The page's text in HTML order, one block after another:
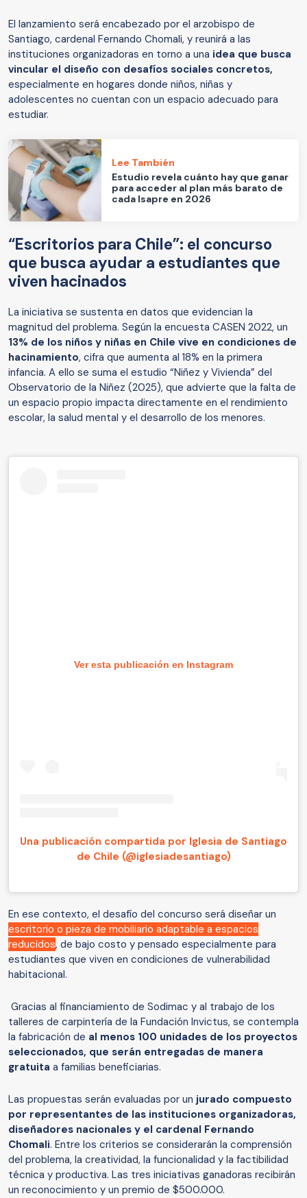
El lanzamiento será encabezado por el arzobispo de
Santiago, cardenal Fernando Chomali, y reunirá a las
instituciones organizadoras en torno a una idea que busca
vincular el diseño con desafíos sociales concretos,
especialmente en hogares donde niños, niñas y
adolescentes no cuentan con un espacio adecuado para
estudiar.
Lee También
Estudio revela cuánto hay que ganar
para acceder al plan más barato de
cada Isapre en 2026
“Escritorios para Chile”: el concurso
que busca ayudar a estudiantes que
viven hacinados
La iniciativa se sustenta en datos que evidencian la
magnitud del problema. Según la encuesta CASEN 2022, un
13% de los niños y niñas en Chile vive en condiciones de
hacinamiento, cifra que aumenta al 18% en la primera
infancia. A ello se suma el estudio “Niñez y Vivienda” del
Observatorio de la Niñez (2025), que advierte que la falta de
un espacio propio impacta directamente en el rendimiento
escolar, la salud mental y el desarrollo de los menores.
Ver esta publicación en Instagram
Una publicación compartida por Iglesia de Santiago
de Chile (@iglesiadesantiago)
En ese contexto, el desafío del concurso será diseñar un
escritorio o pieza de mobiliario adaptable a espacios
reducidos, de bajo costo y pensado especialmente para
estudiantes que viven en condiciones de vulnerabilidad
habitacional.
Gracias al financiamiento de Sodimac y al trabajo de los
talleres de carpintería de la Fundación Invictus, se contempla
la fabricación de al menos 100 unidades de los proyectos
seleccionados, que serán entregadas de manera
gratuita a familias beneficiarias.
Las propuestas serán evaluadas por un jurado compuesto
por representantes de las instituciones organizadoras,
diseñadores nacionales y el cardenal Fernando
Chomali. Entre los criterios se considerarán la comprensión
del problema, la creatividad, la funcionalidad y la factibilidad
técnica y productiva. Las tres iniciativas ganadoras recibirán
un reconocimiento y un premio de $500.000.